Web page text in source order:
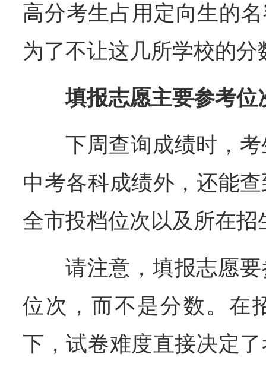
高分考生占用定向生的
为了不让这几所学校的分
填报志愿主要参考位
下周查询成绩时，
中考各科成绩外，还能
全市投档位次以及所在
请注意，填报志愿
位次，而不是分数。在
下，试卷难度直接决定